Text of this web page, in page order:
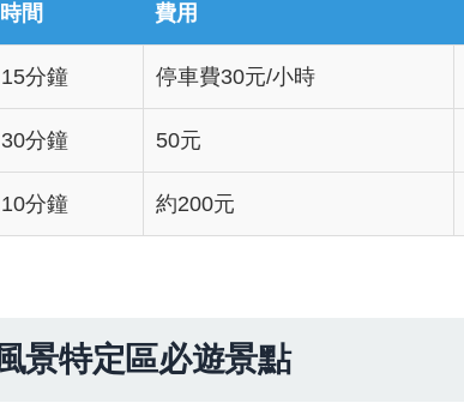
時間 費用
15分鐘 停車費30元/小時
30分鐘 50元
10分鐘 約200元
景特定區必遊景點